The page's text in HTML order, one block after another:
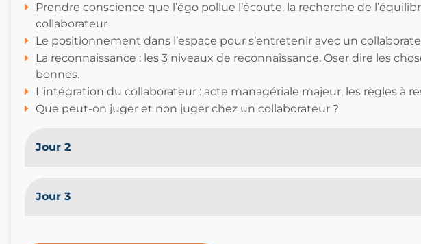
Prendre conscience que l’égo pollue l’écoute, la recherche de
collaborateur
Le positionnement dans l’espace pour s’entretenir avec un
La reconnaissance : les 3 niveaux de reconnaissance. Oser dire les
bonnes.
L’intégration du collaborateur : acte managériale majeur, les règles à
Que peut-on juger et non juger chez un collaborateur ?
Jour 2
Jour 3